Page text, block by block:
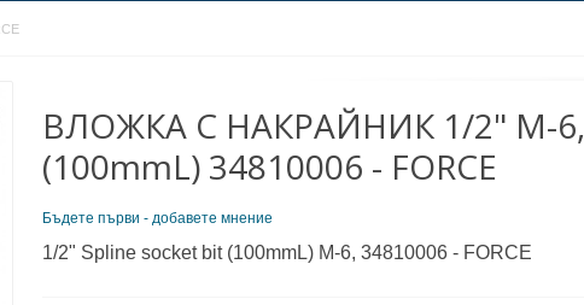
ВЛОЖКА С НАКРАЙНИК 1/2" M-6,
(100mmL) 34810006 - FORCE
Бъдете първи - добавете мнение
1/2" Spline socket bit (100mmL) M-6, 34810006 - FORCE